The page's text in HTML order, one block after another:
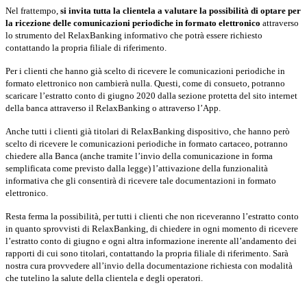
Nel frattempo, si invita tutta la clientela a valutare la possibilità di optare per
la ricezione delle comunicazioni periodiche in formato elettronico attraverso
lo strumento del RelaxBanking informativo che potrà essere richiesto
contattando la propria filiale di riferimento.
Per i clienti che hanno già scelto di ricevere le comunicazioni periodiche in
formato elettronico non cambierà nulla. Questi, come di consueto, potranno
scaricare l’estratto conto di giugno 2020 dalla sezione protetta del sito internet
della banca attraverso il RelaxBanking o attraverso l’App.
Anche tutti i clienti già titolari di RelaxBanking dispositivo, che hanno però
scelto di ricevere le comunicazioni periodiche in formato cartaceo, potranno
chiedere alla Banca (anche tramite l’invio della comunicazione in forma
semplificata come previsto dalla legge) l’attivazione della funzionalità
informativa che gli consentirà di ricevere tale documentazioni in formato
elettronico.
Resta ferma la possibilità, per tutti i clienti che non riceveranno l’estratto conto
in quanto sprovvisti di RelaxBanking, di chiedere in ogni momento di ricevere
l’estratto conto di giugno e ogni altra informazione inerente all’andamento dei
rapporti di cui sono titolari, contattando la propria filiale di riferimento. Sarà
nostra cura provvedere all’invio della documentazione richiesta con modalità
che tutelino la salute della clientela e degli operatori.